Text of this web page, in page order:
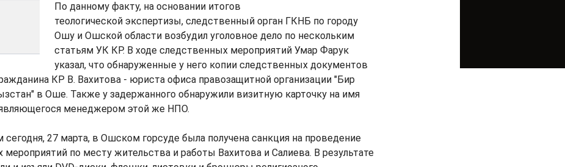
По данному факту, на основании итогов
теологической экспертизы, следственный орган ГКНБ по городу
Ошу и Ошской области возбудил уголовное дело по нескольким
статьям УК КР. В ходе следственных мероприятий Умар Фарук
указал, что обнаруженные у него копии следственных документов
КР В. Вахитова - юриста офиса правозащитной организации "Бир
в Оше. Также у задержанного обнаружили визитную карточку на имя
менеджером этой же НПО.
сегодня, 27 марта, в Ошском горсуде была получена санкция на проведение
по месту жительства и работы Вахитова и Салиева. В результате